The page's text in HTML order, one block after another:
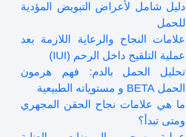
دليل شامل لأعراض التبويض المؤدية
للحمل
علامات النجاح والرعاية اللازمة بعد
عملية التلقیح داخل الرحم (IUI)
تحليل الحمل بالدم: فهم هرمون
الحمل BETA و مستوياته الطبيعية
ما هي علامات نجاح الحقن المجهري
ومتى تبدأ؟